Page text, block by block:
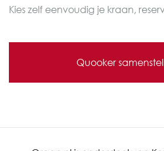
Kies zelf eenvoudig je kraan,
Quooker